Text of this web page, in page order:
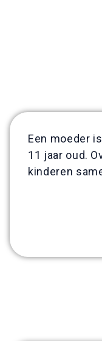
Een moeder
11 jaar oud.
kinderen